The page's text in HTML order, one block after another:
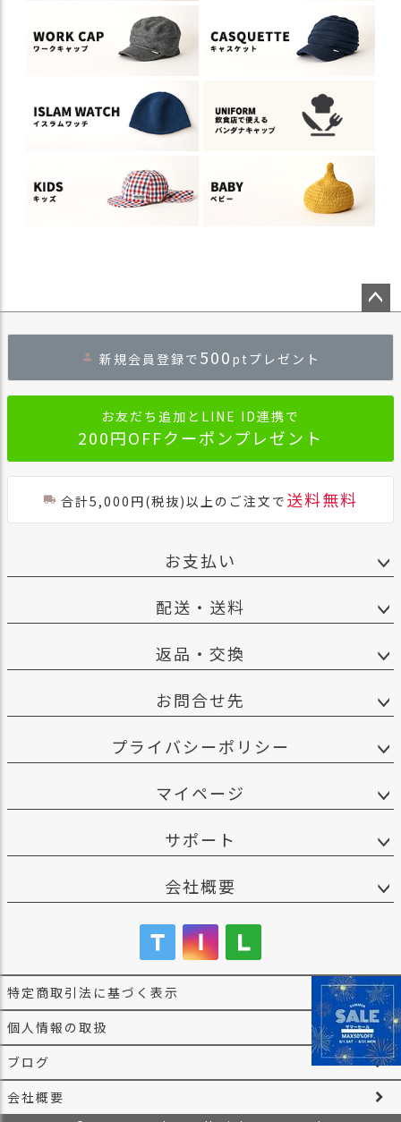
ジト
へ
新規会員登録で 500 ptプレゼント
お友だち追加とLINE ID連携で
200円OFFクーポンプレゼント
合計5,000円(税抜)以上のご注文で 送料無料
お支払い
配送・送料
返品・交換
お問合せ先
プライバシーポリシー
マイページ
サポート
会社概要
特定商取引法に基づく表示
個人情報の取扱
ブログ
会社概要